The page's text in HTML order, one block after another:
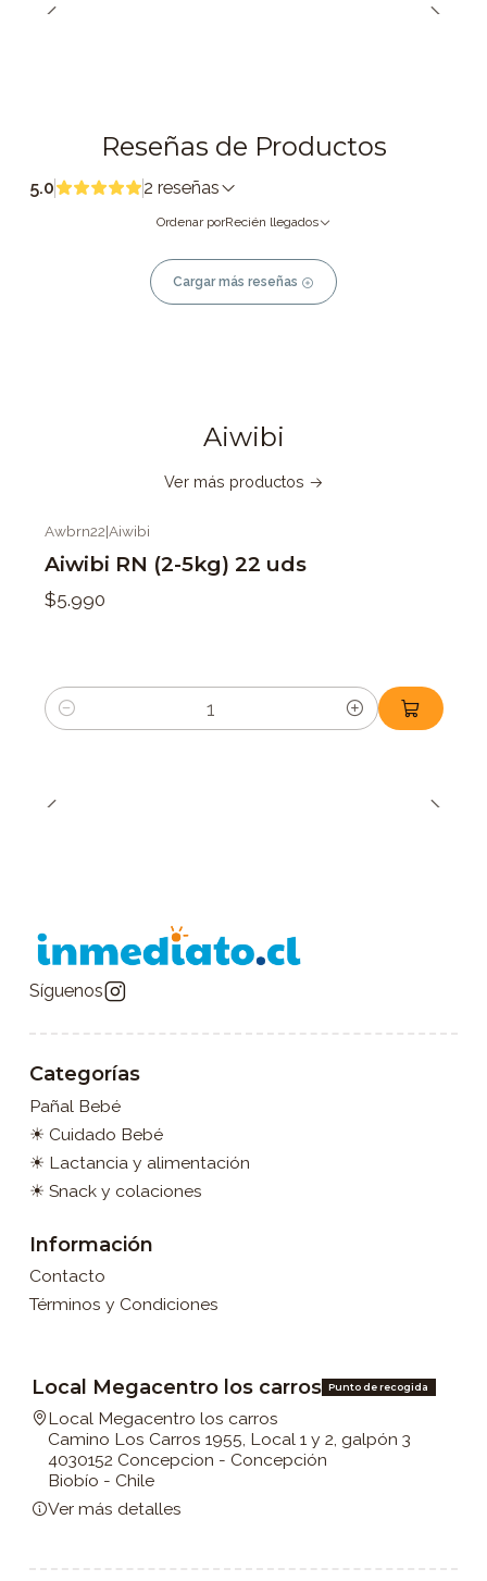
Reseñas de Productos
5.0 2 reseñas
Ordenar porRecién llegados
Cargar más reseñas
Aiwibi
Ver más productos
Awbrn22|Aiwibi
Aiwibi RN (2-5kg) 22 uds
$5.990
Cantidad
Síguenos
Categorías
Pañal Bebé
☀ Cuidado Bebé
☀ Lactancia y alimentación
☀ Snack y colaciones
Información
Contacto
Términos y Condiciones
Local Megacentro los carros Punto de recogida
Local Megacentro los carros
Camino Los Carros 1955, Local 1 y 2, galpón 3
4030152 Concepcion - Concepción
Biobío - Chile
Ver más detalles